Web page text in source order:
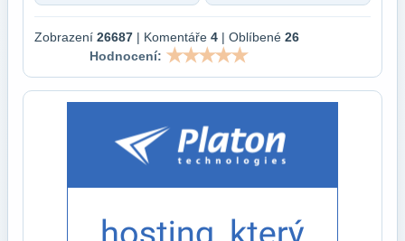
Zobrazení 26687 | Komentáře 4 | Oblíbené 26
Hodnocení: